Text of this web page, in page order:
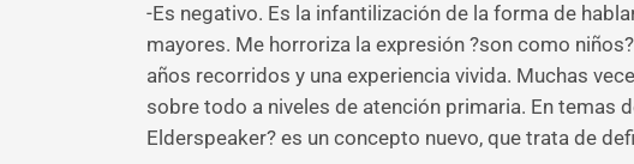
-Es negativo. Es la infantilización de la forma de
mayores. Me horroriza la expresión ?son como
años recorridos y una experiencia vivida. Muchas
sobre todo a niveles de atención primaria. En temas
Elderspeaker? es un concepto nuevo, que trata de